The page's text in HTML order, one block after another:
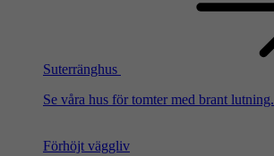
Suterränghus
Se våra hus för tomter med brant lutning.
Förhöjt väggliv